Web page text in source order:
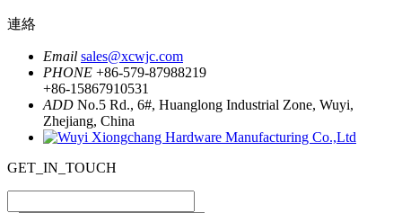
連絡
Email sales@xcwjc.com
PHONE +86-579-87988219
+86-15867910531
ADD No.5 Rd., 6#, Huanglong Industrial Zone, Wuyi,
Zhejiang, China
GET_IN_TOUCH